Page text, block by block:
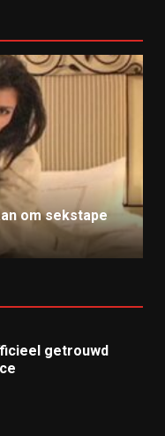
om sekstape
getrouwd